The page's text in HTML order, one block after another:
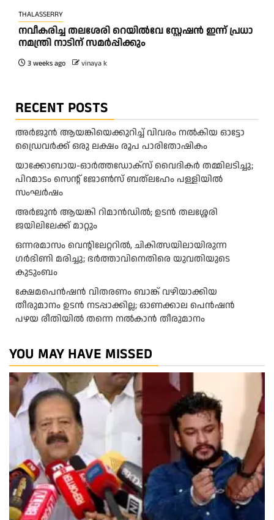
THALASSERRY
ന​വീ​ക​രി​ച്ച ത​ല​ശേ​രി റെ​യി​ൽ​വേ സ്റ്റേ​ഷ​ൻ ഇ​ന്ന് പ്ര​ധാ​
ന​മ​ന്ത്രി നാ​ടി​ന് സ​മ​ർ​പ്പി​ക്കും
3 weeks ago vinaya k
RECENT POSTS
അ​ർ​ജു​ൻ ആ​യ​ങ്കി​യെ​ക്കു​റി​ച്ച് വി​വ​രം ന​ൽ​കി​യ ഓ​ട്ടോ
ഡ്രൈ​വ​ർ​ക്ക് ഒ​രു ല​ക്ഷം രൂ​പ പാ​രി​തോ​ഷി​കം
യാക്കോബായ-ഓർത്തഡോക്സ് വൈദികർ തമ്മിലടിച്ചു;
പിറമാടം സെന്റ്‌ ജോൺസ് ബത്ലഹേം പള്ളിയിൽ
സംഘർഷം
അര്‍ജുന്‍ ആയങ്കി റിമാന്‍ഡില്‍; ഉടന്‍ തലശ്ശേരി
ജയിലിലേക്ക് മാറ്റും
ഒന്നരമാസം വെന്റിലേറ്ററിൽ, ചികിത്സയിലായിരുന്ന
ഗർഭിണി മരിച്ചു; ഭർത്താവിനെതിരെ യുവതിയുടെ
കുടുംബം
ക്ഷേമപെൻഷൻ വിതരണം ബാങ്ക് വഴിയാക്കിയ
തീരുമാനം ഉടൻ നടപ്പാക്കില്ല; ഓണക്കാല പെൻഷൻ
പഴയ രീതിയിൽ തന്നെ നൽകാൻ തീരുമാനം
YOU MAY HAVE MISSED